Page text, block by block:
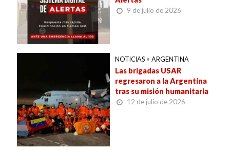
9 de julio de 2026
NOTICIAS • ARGENTINA
Las brigadas USAR
regresaron a la Argentina
tras su misión humanitaria
12 de julio de 2026